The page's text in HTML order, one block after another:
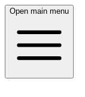
Open main menu